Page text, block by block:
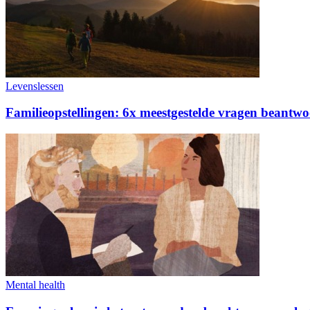
Levenslessen
Familieopstellingen: 6x meestgestelde vragen
Mental health